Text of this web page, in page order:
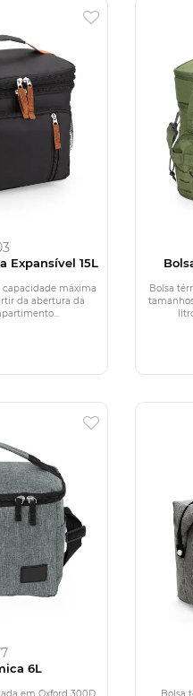
Expansível 15L
máxima
da abertura da
Bolsa
6L
em Oxford 300D Bolsa